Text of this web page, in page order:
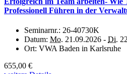
Professionell Führen in der
Seminarnr.: 26-40730K
Datum: Mo. 21.09.2026 - Di.
Ort: VWA Baden in Karlsruhe
655,00 €